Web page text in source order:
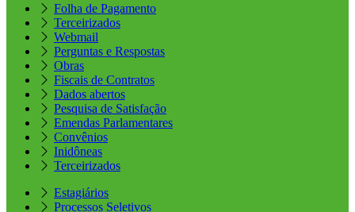
Folha de Pagamento
Terceirizados
Webmail
Perguntas e Respostas
Obras
Fiscais de Contratos
Dados abertos
Pesquisa de Satisfação
Emendas Parlamentares
Convênios
Inidôneas
Terceirizados
Estagiários
Processos Seletivos